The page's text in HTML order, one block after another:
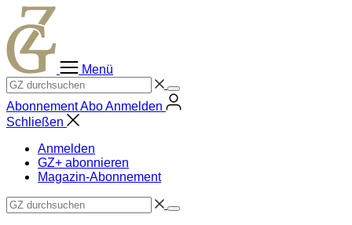
Zum
Inhalt
springen
Menü
AbonnementAboAnmelden
Schließen
Anmelden
GZ+ abonnieren
Magazin-Abonnement